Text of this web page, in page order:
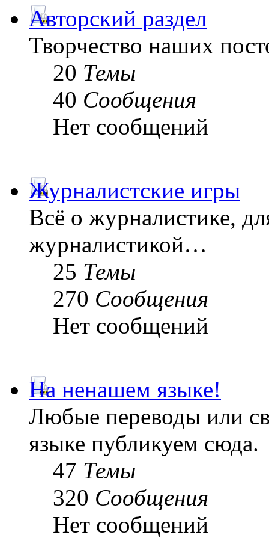
Авторский раздел
Творчество наших
20 Темы
40 Сообщения
Нет сообщений
Журналистские игры
Всё о журналистике,
журналистикой…
25 Темы
270 Сообщения
Нет сообщений
На ненашем языке!
Любые переводы или
языке публикуем сюда.
47 Темы
320 Сообщения
Нет сообщений